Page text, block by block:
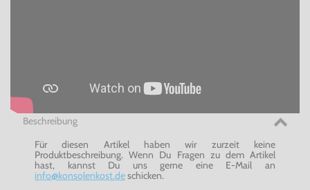
Beschreibung
Für diesen Artikel haben wir zurzeit keine
Produktbeschreibung. Wenn Du Fragen zu dem Artikel
hast, kannst Du uns gerne eine E-Mail an
info@konsolenkost.deschicken.